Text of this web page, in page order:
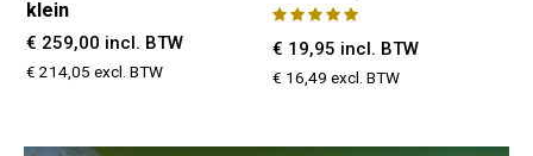
klein
€ 259,00 incl. BTW
€ 214,05 excl. BTW
€ 19,95 incl. BTW
€ 16,49 excl. BTW